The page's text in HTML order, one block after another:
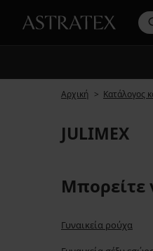
Αρχική Κατάλογος
JULIMEX
Μπορείτε
Γυναικεία ρούχα